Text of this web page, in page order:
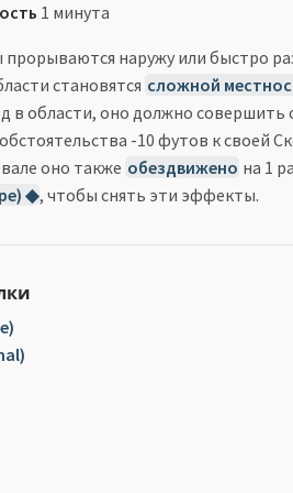
1 минута
прорываются наружу или быстро
становятся сложной
в области, оно должно
-10 футов к своей
оно также обездвижено на 1
◆, чтобы снять эти эффекты.